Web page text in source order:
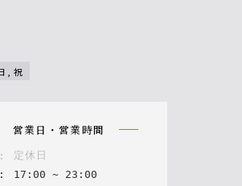
日, 祝
営業日・営業時間
定休日
17 : 00 ~ 23 : 00